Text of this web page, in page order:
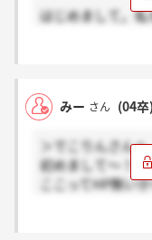
はじめまして。
みー さん (04卒)
＞でこりんさんへ
初めまして～！
ここってHP無い
す。就活始めた